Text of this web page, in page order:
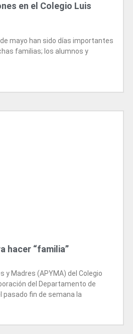
en el Colegio Luis
de mayo han sido días importantes
familias; los alumnos y
hacer “familia”
y Madres (APYMA) del Colegio
del Departamento de
pasado fin de semana la